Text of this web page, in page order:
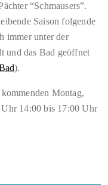
“Schmausers”.
Saison folgende
immer unter der
und das Bad geöffnet
).
Montag,
14:00 bis 17:00 Uhr